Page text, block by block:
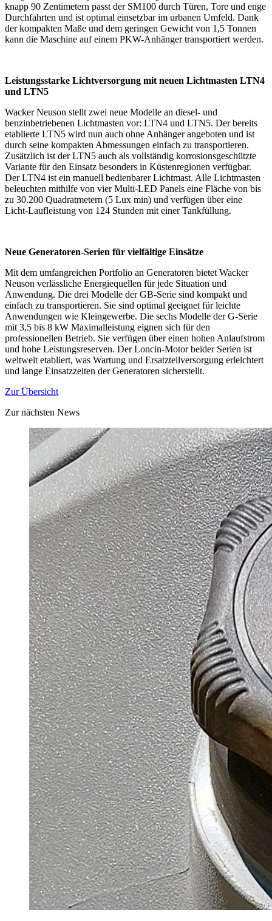
knapp 90 Zentimetern passt der SM100 durch Türen, Tore und enge
Durchfahrten und ist optimal einsetzbar im urbanen Umfeld. Dank
der kompakten Maße und dem geringen Gewicht von 1,5 Tonnen
kann die Maschine auf einem PKW-Anhänger transportiert werden.
Leistungsstarke Lichtversorgung mit neuen Lichtmasten LTN4
und LTN5
Wacker Neuson stellt zwei neue Modelle an diesel- und
benzinbetriebenen Lichtmasten vor: LTN4 und LTN5. Der bereits
etablierte LTN5 wird nun auch ohne Anhänger angeboten und ist
durch seine kompakten Abmessungen einfach zu transportieren.
Zusätzlich ist der LTN5 auch als vollständig korrosionsgeschützte
Variante für den Einsatz besonders in Küstenregionen verfügbar.
Der LTN4 ist ein manuell bedienbarer Lichtmast. Alle Lichtmasten
beleuchten mithilfe von vier Multi-LED Panels eine Fläche von bis
zu 30.200 Quadratmetern (5 Lux min) und verfügen über eine
Licht-Laufleistung von 124 Stunden mit einer Tankfüllung.
Neue Generatoren-Serien für vielfältige Einsätze
Mit dem umfangreichen Portfolio an Generatoren bietet Wacker
Neuson verlässliche Energiequellen für jede Situation und
Anwendung. Die drei Modelle der GB-Serie sind kompakt und
einfach zu transportieren. Sie sind optimal geeignet für leichte
Anwendungen wie Kleingewerbe. Die sechs Modelle der G-Serie
mit 3,5 bis 8 kW Maximalleistung eignen sich für den
professionellen Betrieb. Sie verfügen über einen hohen Anlaufstrom
und hohe Leistungsreserven. Der Loncin-Motor beider Serien ist
weltweit etabliert, was Wartung und Ersatzteilversorgung erleichtert
und lange Einsatzzeiten der Generatoren sicherstellt.
Zur Übersicht
Zur nächsten News